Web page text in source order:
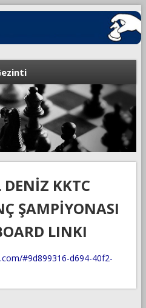
KKTC
ŞAMPİYONASI
LINKI
#9d899316-d694-40f2-